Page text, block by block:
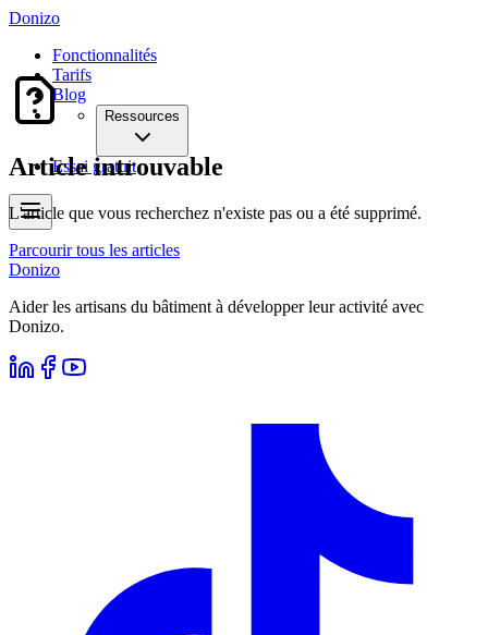
Donizo
Fonctionnalités
Tarifs
Blog
Ressources
Essai gratuit
Article introuvable
L'article que vous recherchez n'existe pas ou a été supprimé.
Parcourir tous les articles
Donizo
Aider les artisans du bâtiment à développer leur activité avec
Donizo.